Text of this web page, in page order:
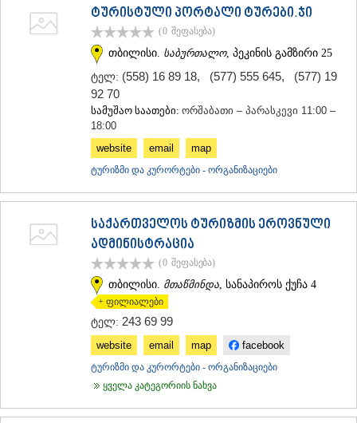
ტურისტული პორტალი ტურები.ჯი
(0 შეფასება)
თბილისი. საბურთალო, პეკინის გამზირი 25
ტელ: (558) 16 89 18, (577) 555 645, (577) 19
92 70
სამუშაო საათები: ორშაბათი – პარასკევი 11:00 –
18:00
website
email map
ტურიზმი და კურორტები - ორგანიზაციები
საქართველოს ტურიზმის ეროვნული
ადმინისტრაცია
(0 შეფასება)
თბილისი. მთაწმინდა , სანაპიროს ქუჩა 4
+ ფილიალები
ტელ: 243 69 99
website email map facebook
ტურიზმი და კურორტები - ორგანიზაციები
ყველა კატეგორიის ნახვა